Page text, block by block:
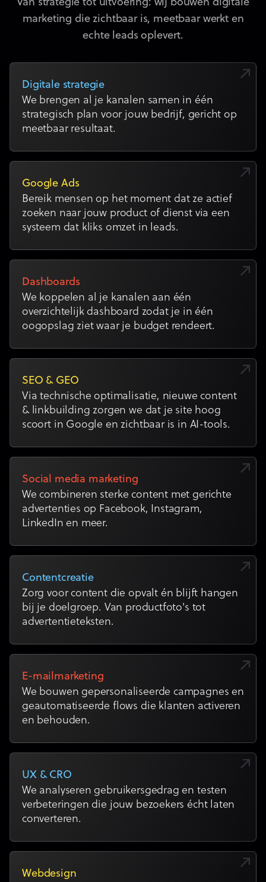
Van strategie tot uitvoering: wij bouwen digitale
marketing die zichtbaar is, meetbaar werkt en
echte leads oplevert.
Digitale strategie
We brengen al je kanalen samen in één
strategisch plan voor jouw bedrijf, gericht op
meetbaar resultaat.
Google Ads
Bereik mensen op het moment dat ze actief
zoeken naar jouw product of dienst via een
systeem dat kliks omzet in leads.
Dashboards
We koppelen al je kanalen aan één
overzichtelijk dashboard zodat je in één
oogopslag ziet waar je budget rendeert.
SEO & GEO
Via technische optimalisatie, nieuwe content
& linkbuilding zorgen we dat je site hoog
scoort in Google en zichtbaar is in AI-tools.
Social media marketing
We combineren sterke content met gerichte
advertenties op Facebook, Instagram,
LinkedIn en meer.
Contentcreatie
Zorg voor content die opvalt én blijft hangen
bij je doelgroep. Van productfoto's tot
advertentieteksten.
E-mailmarketing
We bouwen gepersonaliseerde campagnes en
geautomatiseerde flows die klanten activeren
en behouden.
UX & CRO
We analyseren gebruikersgedrag en testen
verbeteringen die jouw bezoekers écht laten
converteren.
Webdesign